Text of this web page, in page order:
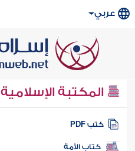
عربي
المكتبة الإسلامية
كتب PDF